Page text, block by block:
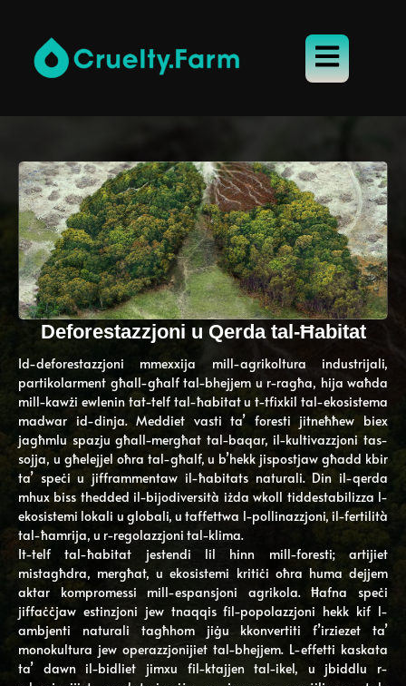
Deforestazzjoni u Qerda tal-Ħabitat
Id-deforestazzjoni mmexxija mill-agrikoltura industrijali,
partikolarment għall-għalf tal-bhejjem u r-ragħa, hija waħda
mill-kawżi ewlenin tat-telf tal-ħabitat u t-tfixkil tal-ekosistema
madwar id-dinja. Meddiet vasti ta’ foresti jitneħħew biex
jagħmlu spazju għall-mergħat tal-baqar, il-kultivazzjoni tas-
sojja, u għelejjel oħra tal-għalf, u b’hekk jispostjaw għadd kbir
ta’ speċi u jifframmentaw il-ħabitats naturali. Din il-qerda
mhux biss thedded il-bijodiversità iżda wkoll tiddestabilizza l-
ekosistemi lokali u globali, u taffettwa l-pollinazzjoni, il-fertilità
tal-ħamrija, u r-regolazzjoni tal-klima.
It-telf tal-ħabitat jestendi lil hinn mill-foresti; artijiet
mistagħdra, mergħat, u ekosistemi kritiċi oħra huma dejjem
aktar kompromessi mill-espansjoni agrikola. Ħafna speċi
jiffaċċjaw estinzjoni jew tnaqqis fil-popolazzjoni hekk kif l-
ambjenti naturali tagħhom jiġu kkonvertiti f’irziezet ta’
monokultura jew operazzjonijiet tal-bhejjem. L-effetti kaskata
ta’ dawn il-bidliet jimxu fil-ktajjen tal-ikel, u jbiddlu r-